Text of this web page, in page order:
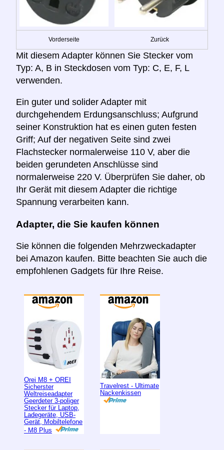
Vorderseite Zurück
Mit diesem Adapter können Sie Stecker vom
Typ: A, B in Steckdosen vom Typ: C, E, F, L
verwenden.
Ein guter und solider Adapter mit
durchgehendem Erdungsanschluss; Aufgrund
seiner Konstruktion hat es einen guten festen
Griff; Auf der negativen Seite sind zwei
Flachstecker normalerweise 110 V, aber die
beiden gerundeten Anschlüsse sind
normalerweise 220 V. Überprüfen Sie daher, ob
Ihr Gerät mit diesem Adapter die richtige
Spannung verarbeiten kann.
Adapter, die Sie kaufen können
Sie können die folgenden Mehrzweckadapter
bei Amazon kaufen. Bitte beachten Sie auch die
empfohlenen Gadgets für Ihre Reise.
Orei M8 + OREI
Sicherster
Weltreiseadapter
Geerdeter 3-poliger
Stecker für Laptop,
Ladegeräte, USB-
Gerät, Mobiltelefone
- M8 Plus
Travelrest - Ultimate
Nackenkissen